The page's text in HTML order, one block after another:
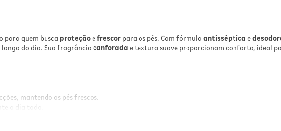
bem-estar para os seus pés no dia a dia.
necessidade. Use diariamente para melhor proteção,
para quem busca proteçãoefrescor para os pés. Com fórmula antisséptica e
longo do dia. Sua fragrância canforada e textura suave proporcionam conforto, ideal
mantendo os pés frescos.
o dia todo.